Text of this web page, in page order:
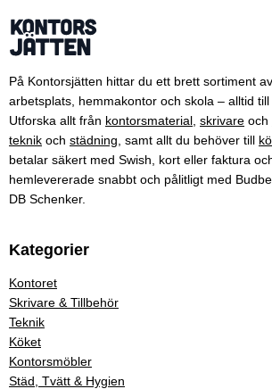
På Kontorsjätten hittar du ett brett sortiment
arbetsplats, hemmakontor och skola – alltid till
Utforska allt från kontorsmaterial skrivare och
teknik och städning , samt allt du behöver till
betalar säkert med Swish, kort eller faktura
hemlevererade snabbt och pålitligt med
DB Schenker.
Kategorier
Kontoret
Skrivare & Tillbehör
Teknik
Köket
Kontorsmöbler
Städ, Tvätt & Hygien